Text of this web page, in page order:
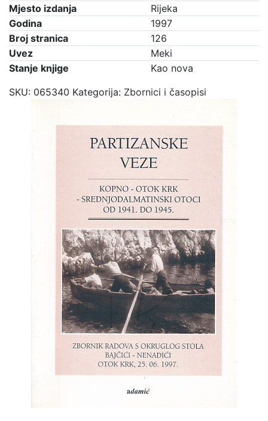
Mjesto izdanja
Rijeka
Godina
1997
Broj stranica
126
Uvez
Meki
Stanje knjige
Kao nova
SKU: 065340 Kategorija: Zbornici i časopisi